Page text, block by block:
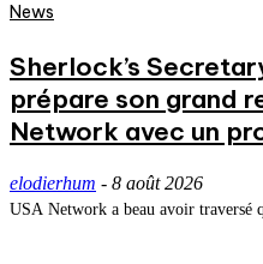
News
Sherlock’s
prépare son grand
Network avec un
elodierhum - 8 août 2026
USA Network a beau avoir traversé